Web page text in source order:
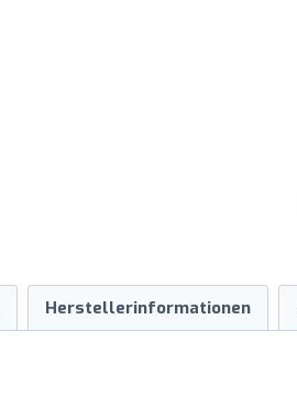
Herstellerinformationen